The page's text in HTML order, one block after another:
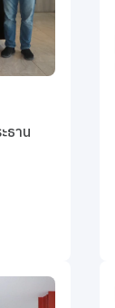
ธาน